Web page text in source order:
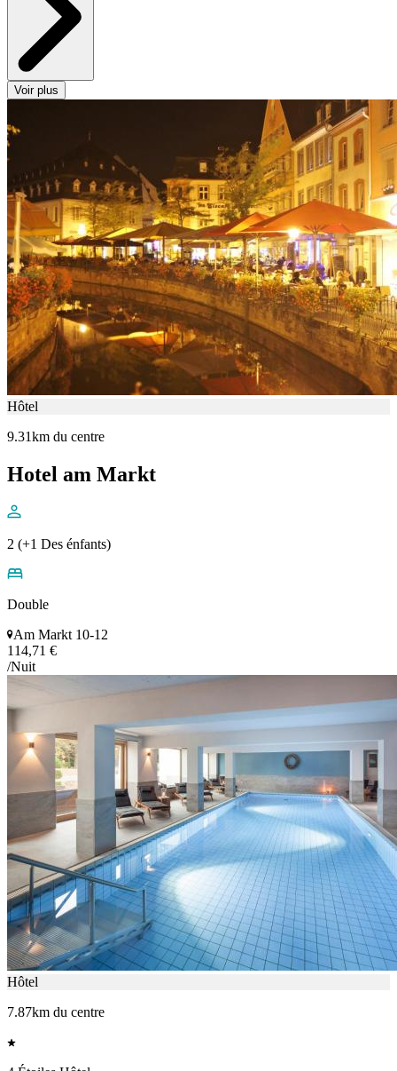
Voir plus
Hôtel
9.31km du centre
Hotel am Markt
2 (+1 Des énfants)
Double
Am Markt 10-12
114,71 €
/Nuit
Hôtel
7.87km du centre